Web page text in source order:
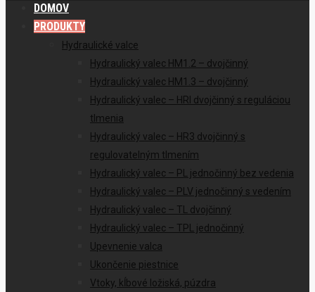
DOMOV
PRODUKTY
Hydraulické valce
Hydraulický valec HM1.2 – dvojčinný
Hydraulický valec HM1.3 – dvojčinný
Hydraulický valec – HRI dvojčinný s reguláciou
tlmenia
Hydraulický valec – HR3 dvojčinný s
regulovatelným tlmením
Hydraulický valec – PL jednočinný bez vedenia
Hydraulický valec – PLV jednočinný s vedením
Hydraulický valec – TL dvojčinný
Hydraulický valec – TPL jednočinný
Upevnenie valca
Ukončenie piestnice
Vtoky, kĺbové ložiská, púzdra